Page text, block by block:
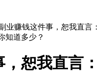
业赚钱这件事，恕我直言：
知道多少？
恕我直言：